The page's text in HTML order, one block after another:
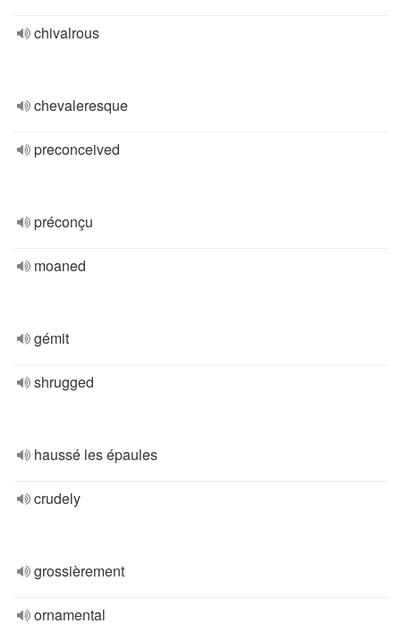
chivalrous
chevaleresque
preconceived
préconçu
moaned
gémit
shrugged
haussé les épaules
crudely
grossièrement
ornamental